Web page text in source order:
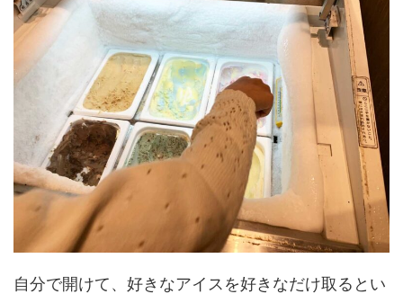
自分で開けて、好きなアイスを好きなだけ取るとい